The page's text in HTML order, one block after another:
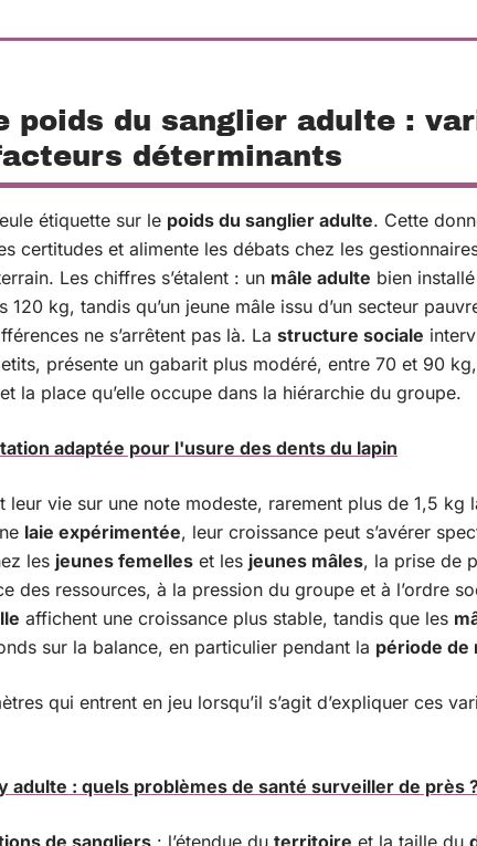
poids du sanglier adulte :
déterminants
étiquette sur le poids du sanglier adulte. Cette
certitudes et alimente les débats chez les
Les chiffres s’étalent : un mâle adulte bien
kg, tandis qu’un jeune mâle issu d’un secteur
ne s’arrêtent pas là. La structure sociale
présente un gabarit plus modéré, entre 70 et 90 kg,
la place qu’elle occupe dans la hiérarchie du groupe.
adaptée pour l'usure des dents du lapin
leur vie sur une note modeste, rarement plus de 1,5 kg
laie expérimentée, leur croissance peut s’avérer
les jeunes femelles et les jeunes mâles, la prise de
des ressources, à la pression du groupe et à l’ordre
affichent une croissance plus stable, tandis que les
sur la balance, en particulier pendant la période de
qui entrent en jeu lorsqu’il s’agit d’expliquer ces
adulte : quels problèmes de santé surveiller de près
de sangliers : l’étendue du territoire et la taille du